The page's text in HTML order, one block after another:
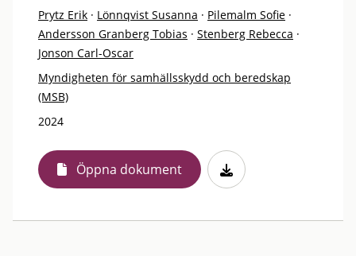
Prytz Erik · Lönnqvist Susanna · Pilemalm Sofie ·
Andersson Granberg Tobias · Stenberg Rebecca ·
Jonson Carl-Oscar
Myndigheten för samhällsskydd och beredskap
(MSB)
2024
Öppna dokument